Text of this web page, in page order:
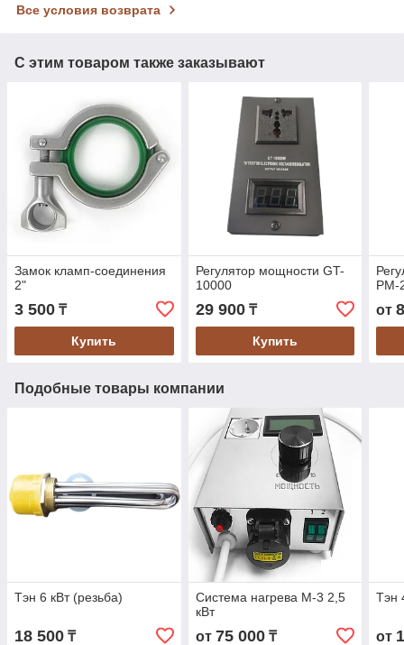
Все условия возврата
С этим товаром также заказывают
Замок кламп-соединения
2"
3 500 ₸
Купить
Регулятор мощности GT-
10000
29 900₸
Купить
РМ-
от
Подобные товары компании
Тэн 6 кВт (резьба)
18 500 ₸
Система нагрева М-3 2,5
кВт
от 75 000₸
Тэн
от